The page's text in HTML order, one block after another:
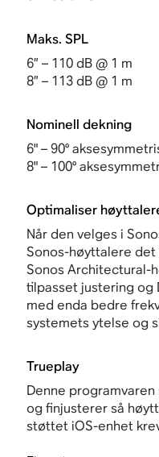
Maks. SPL
6” – 110 dB @ 1 m
8” – 113 dB @ 1 m
Nominell dekning
6" – 90°
8" – 100°
Optimaliser
Når den velges i
Sonos-høyttalere det
Sonos Architectural-
tilpasset justering og
med enda bedre
systemets ytelse og
Trueplay
Denne
og finjusterer så
støttet iOS-enhet